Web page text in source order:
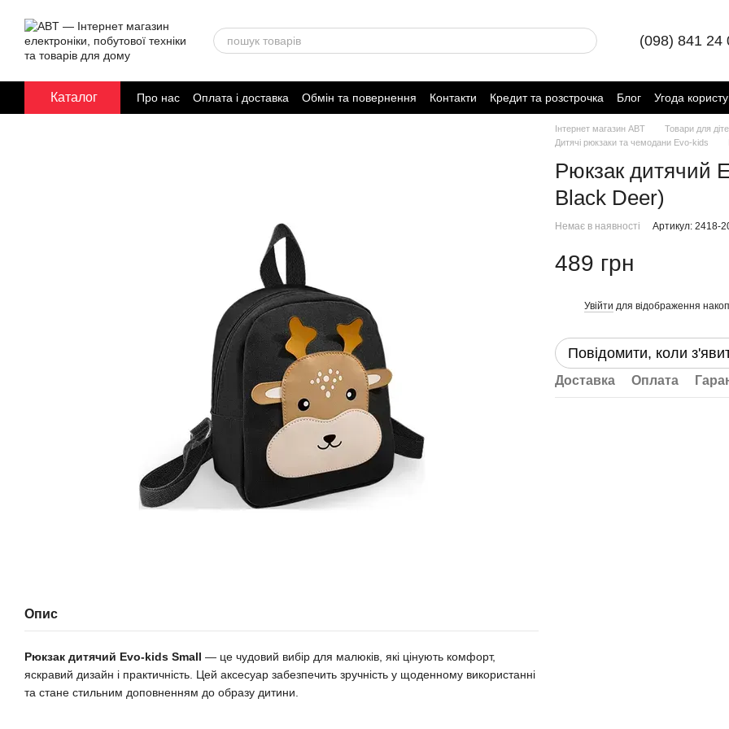
(098) 841 24
Каталог Про нас Оплата і доставка Обмін та повернення Контакти Кредит та розстрочка Блог
Угода
Договір публічної оферти
Опис
Рюкзак дитячий Evo-kids Small — це чудовий вибір для малюків, які цінують комфорт,
яскравий дизайн і практичність. Цей аксесуар забезпечить зручність у щоденному використанні
та стане стильним доповненням до образу дитини.
Інтернет магазин ABT
Товари для
Дитячі рюкзаки та чемодани Evo-kids
Рюкзак дитячий
Black Deer)
Немає в наявності Артикул: 2418-
489 грн
Увійти для відображення
Повідомити, коли
Доставка Оплата